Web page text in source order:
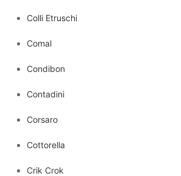
Colli Etruschi
Comal
Condibon
Contadini
Corsaro
Cottorella
Crik Crok